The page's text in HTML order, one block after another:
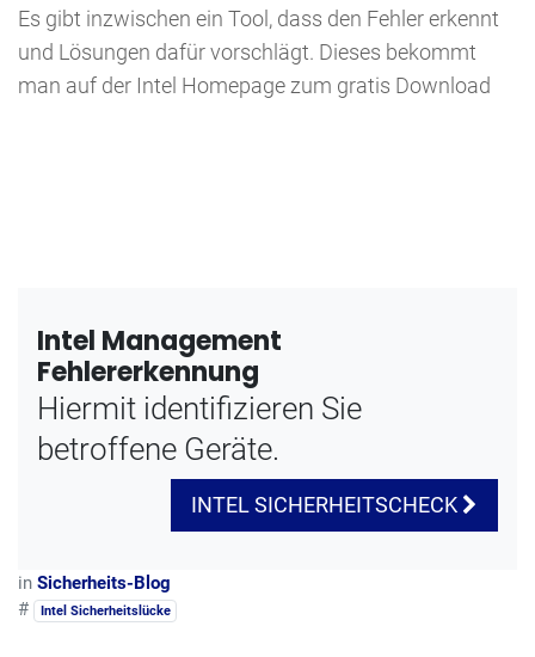
Es gibt inzwischen ein Tool, dass den Fehler erkennt
und Lösungen dafür vorschlägt. Dieses bekommt
man auf der Intel Homepage zum gratis Download
Intel Management
Fehlererkennung
Hiermit identifizieren Sie
betroffene Geräte.
INTEL SICHERHEITSCHECK
in Sicherheits-Blog
#
Intel Sicherheitslücke